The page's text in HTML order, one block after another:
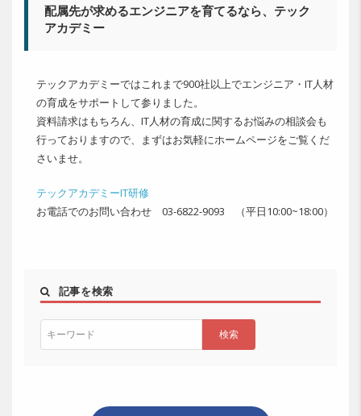
配属先が求めるエンジニアを育てるなら、テック
アカデミー
テックアカデミーではこれまで900社以上でエンジニア・IT人材
の育成をサポートして参りました。
資料請求はもちろん、IT人材の育成に関するお悩みの相談会も
行っておりますので、まずはお気軽にホームページをご覧くだ
さいませ。
テックアカデミーIT研修
お電話でのお問い合わせ 03-6822-9093 （平日10:00~18:00）
記事を検索